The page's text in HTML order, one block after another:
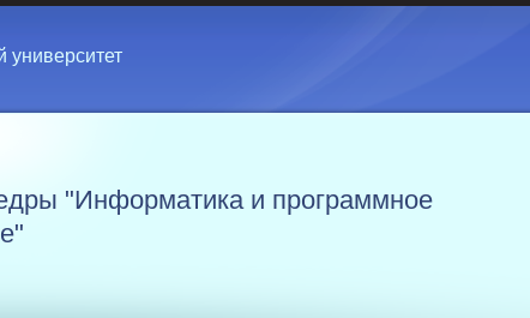
университет
"Информатика и программное